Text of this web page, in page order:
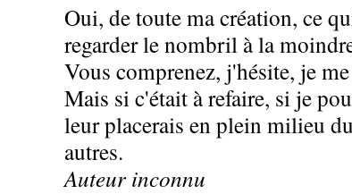
Oui, de toute ma création, ce
regarder le nombril à la
Vous comprenez, j'hésite, je
Mais si c'était à refaire, si je
leur placerais en plein milieu
autres.
Auteur inconnu